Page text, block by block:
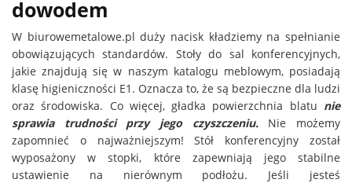
dowodem
W biurowemetalowe.pl duży nacisk kładziemy na spełnianie
obowiązujących standardów. Stoły do sal konferencyjnych,
jakie znajdują się w naszym katalogu meblowym, posiadają
klasę higieniczności E1. Oznacza to, że są bezpieczne dla ludzi
oraz środowiska. Co więcej, gładka powierzchnia blatu nie
sprawia trudności przy jego czyszczeniu.Nie możemy
zapomnieć o najważniejszym! Stół konferencyjny został
wyposażony w stopki, które zapewniają jego stabilne
ustawienie na nierównym podłożu. Jeśli jesteś